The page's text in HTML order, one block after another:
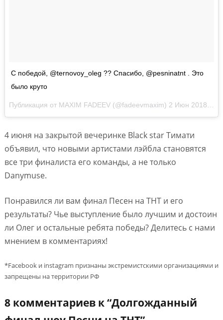
С победой, @ternovoy_oleg ?? Спасибо, @pesninatnt . Это
было круто
Публикация от MAXIM FADEEV(@fadeevmaxim) 2 Июн 2018 в 1:20 PDT
4 июня на закрытой вечеринке Black star Тимати
объявил, что новыми артистами лэйбла становятся
все три финалиста его команды, а не только
Danymuse.
Понравился ли вам финал Песен на ТНТ и его
результаты? Чье выступление было лучшим и достоин
ли Олег и остальные ребята победы? Делитесь с нами
мнением в комментариях!
*Facebook и instagram признаны экстремистскими организациями и
запрещены на территории РФ
8 комментариев к “Долгожданный